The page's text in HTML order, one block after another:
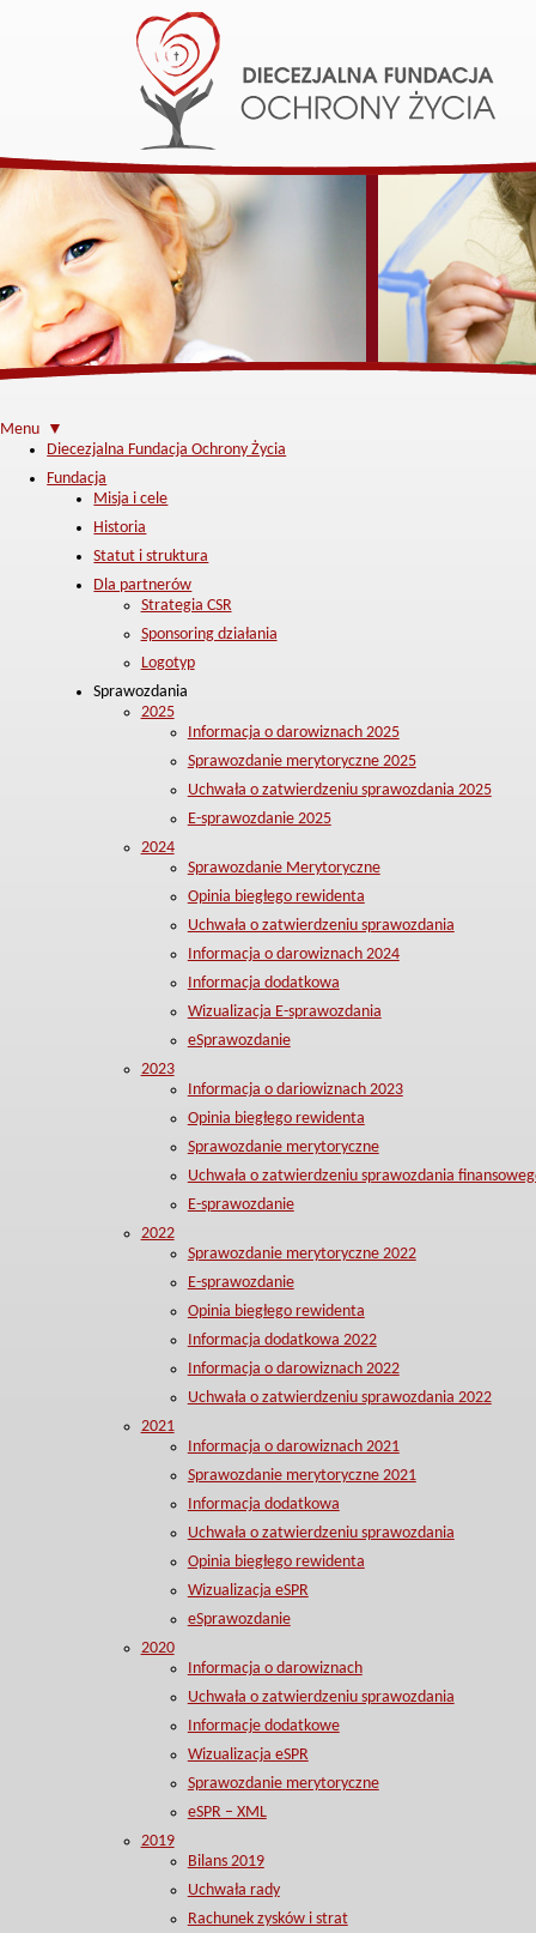
Menu ▼
Diecezjalna Fundacja Ochrony Życia
Fundacja
Misja i cele
Historia
Statut i struktura
Dla partnerów
Strategia CSR
Sponsoring działania
Logotyp
Sprawozdania
2025
Informacja o darowiznach 2025
Sprawozdanie merytoryczne 2025
Uchwała o zatwierdzeniu sprawozdania 2025
E-sprawozdanie 2025
2024
Sprawozdanie Merytoryczne
Opinia biegłego rewidenta
Uchwała o zatwierdzeniu sprawozdania
Informacja o darowiznach 2024
Informacja dodatkowa
Wizualizacja E-sprawozdania
eSprawozdanie
2023
Informacja o dariowiznach 2023
Opinia biegłego rewidenta
Sprawozdanie merytoryczne
Uchwała o zatwierdzeniu sprawozdania
E-sprawozdanie
2022
Sprawozdanie merytoryczne 2022
E-sprawozdanie
Opinia biegłego rewidenta
Informacja dodatkowa 2022
Informacja o darowiznach 2022
Uchwała o zatwierdzeniu sprawozdania 2022
2021
Informacja o darowiznach 2021
Sprawozdanie merytoryczne 2021
Informacja dodatkowa
Uchwała o zatwierdzeniu sprawozdania
Opinia biegłego rewidenta
Wizualizacja eSPR
eSprawozdanie
2020
Informacja o darowiznach
Uchwała o zatwierdzeniu sprawozdania
Informacje dodatkowe
Wizualizacja eSPR
Sprawozdanie merytoryczne
eSPR – XML
2019
Bilans 2019
Uchwała rady
Rachunek zysków i strat